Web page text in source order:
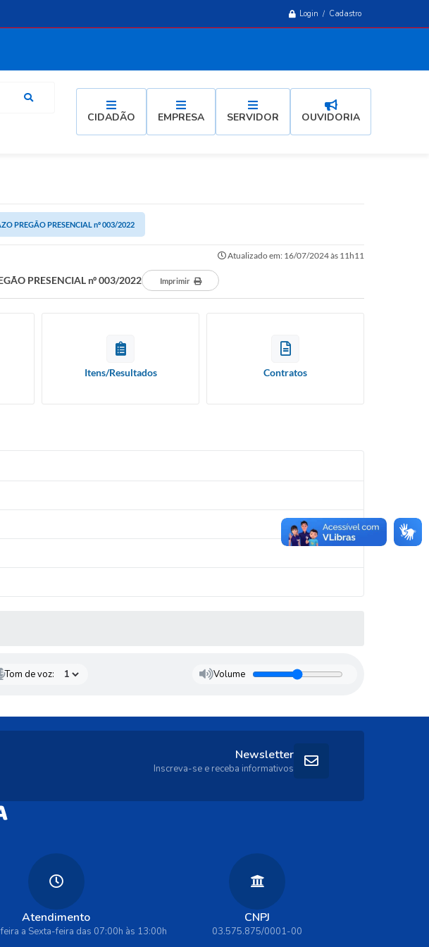
Login / Cadastro
CIDADÃO EMPRESA SERVIDOR OUVIDORIA
PREGÃO PRESENCIAL nº 003/2022
Atualizado em: 16/07/2024 às 11h11
PRESENCIAL nº 003/2022 Imprimir
Itens/Resultados Contratos
Tom de voz: Volume
Atendimento
a Sexta-feira das 07:00h às 13:00h
CNPJ
03.575.875/0001-00
Newsletter
Inscreva-se e receba informativos